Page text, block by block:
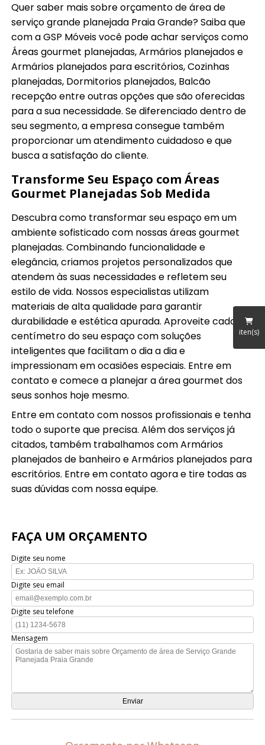
iten(s)
Quer saber mais sobre orçamento de área de
serviço grande planejada Praia Grande? Saiba que
com a GSP Móveis você pode achar serviços como
Áreas gourmet planejadas, Armários planejados e
Armários planejados para escritórios, Cozinhas
planejadas, Dormitorios planejados, Balcão
recepção entre outras opções que são oferecidas
para a sua necessidade. Se diferenciado dentro de
seu segmento, a empresa consegue também
proporcionar um atendimento cuidadoso e que
busca a satisfação do cliente.
Transforme Seu Espaço com Áreas
Gourmet Planejadas Sob Medida
Descubra como transformar seu espaço em um
ambiente sofisticado com nossas áreas gourmet
planejadas. Combinando funcionalidade e
elegância, criamos projetos personalizados que
atendem às suas necessidades e refletem seu
estilo de vida. Nossos especialistas utilizam
materiais de alta qualidade para garantir
durabilidade e estética apurada. Aproveite cada
centímetro do seu espaço com soluções
inteligentes que facilitam o dia a dia e
impressionam em ocasiões especiais. Entre em
contato e comece a planejar a área gourmet dos
seus sonhos hoje mesmo.
Entre em contato com nossos profissionais e tenha
todo o suporte que precisa. Além dos serviços já
citados, também trabalhamos com Armários
planejados de banheiro e Armários planejados para
escritórios. Entre em contato agora e tire todas as
suas dúvidas com nossa equipe.
FAÇA UM ORÇAMENTO
Digite seu nome
Digite seu email
Digite seu telefone
Mensagem